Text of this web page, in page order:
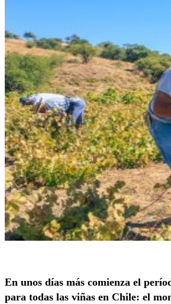
En unos días más comienza el
para todas las viñas en Chile: el